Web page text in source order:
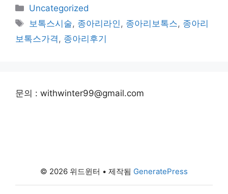
카
테
리
Uncategorized
태
그
보톡스시술, 종아리라인 , 종아리보톡스, 종아리
보톡스가격 , 종아리후기
문의 : withwinter99@gmail.com
© 2026 위드윈터 • 제작됨 GeneratePress